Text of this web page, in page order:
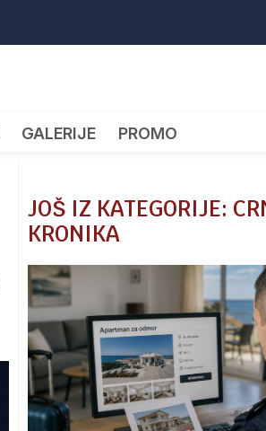
GALERIJE PROMO
JOŠ IZ KATEGORIJE:
KRONIKA